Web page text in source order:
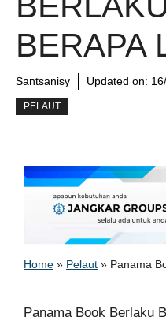
BERAPA
Santsanisy Updated on:
PELAUT
Home » Pelaut » Panama
Panama Book Berlaku